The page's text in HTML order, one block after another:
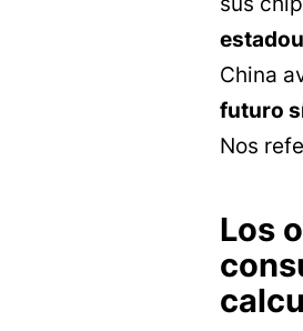
China
futuro
Nos
Los